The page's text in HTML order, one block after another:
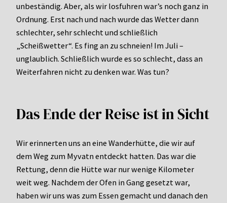
unbeständig. Aber, als wir losfuhren war’s noch ganz in
Ordnung. Erst nach und nach wurde das Wetter dann
schlechter, sehr schlecht und schließlich
„Scheißwetter“. Es fing an zu schneien! Im Juli –
unglaublich. Schließlich wurde es so schlecht, dass an
Weiterfahren nicht zu denken war. Was tun?
Das Ende der Reise ist in Sicht
Wir erinnerten uns an eine Wanderhütte, die wir auf
dem Weg zum Myvatn entdeckt hatten. Das war die
Rettung, denn die Hütte war nur wenige Kilometer
weit weg. Nachdem der Ofen in Gang gesetzt war,
haben wir uns was zum Essen gemacht und danach den